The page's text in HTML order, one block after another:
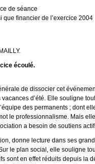
de séance
que financier de l’exercice 2004
écoulé.
de dissocier cet
d’été. Elle souligne
des permanents ; dont
le professionnalisme. Mais
a besoin de soutiens
donne lecture dans ses
le plan social, elle souligne
sont en effet réduits depuis la